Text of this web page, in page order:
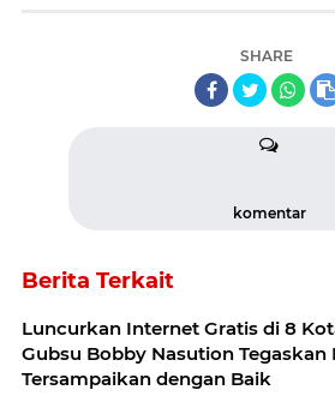
SHARE
komentar
Berita Terkait
Luncurkan Internet Gratis di 8
Gubsu Bobby Nasution
Tersampaikan dengan Baik